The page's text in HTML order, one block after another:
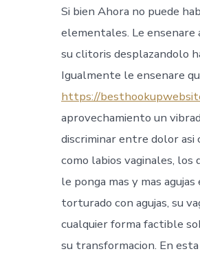
Si bien Ahora no puede
elementales. Le ensenare
su clitoris desplazandolo
Igualmente le ensenare
https://
aprovechamiento un
discriminar entre dolor asi­
como labios vaginales,
le ponga mas y mas
torturado con agujas, su
cualquier forma factible
su transformacion. En